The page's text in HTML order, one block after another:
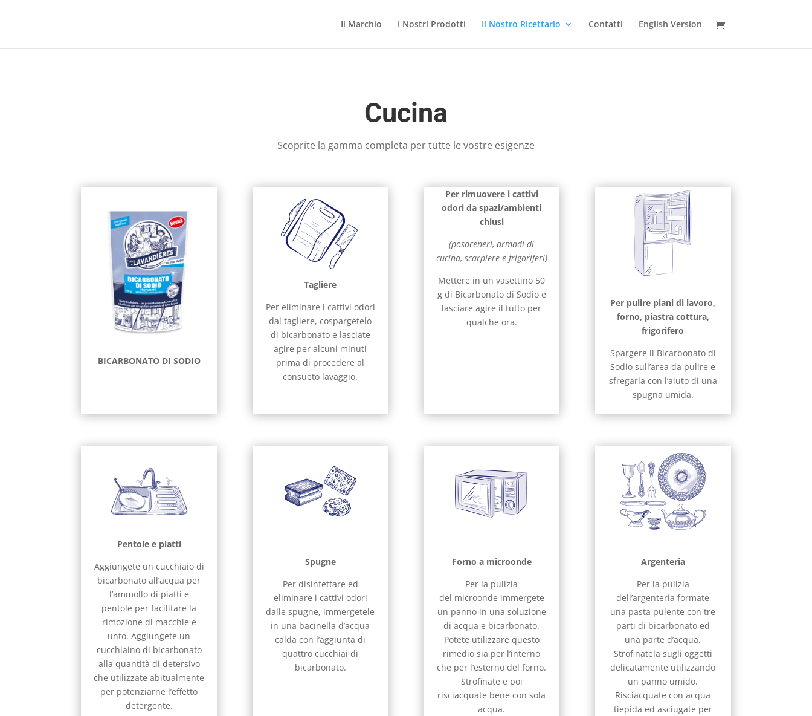
Il Marchio I Nostri Prodotti Il Nostro Ricettario Contatti English Version
Cucina
Scoprite la gamma completa per tutte le vostre esigenze
BICARBONATO DI SODIO
Tagliere
Per eliminare i cattivi odori
dal tagliere, cospargetelo
di bicarbonato e lasciate
agire per alcuni minuti
prima di procedere al
consueto lavaggio.
Per rimuovere i cattivi
odori da spazi/ambienti
chiusi
(posaceneri, armadi di
cucina, scarpiere e frigoriferi)
Mettere in un vasettino 50
g di Bicarbonato di Sodio e
lasciare agire il tutto per
qualche ora.
Per pulire piani di lavoro,
forno, piastra cottura,
frigorifero
Spargere il Bicarbonato di
Sodio sull’area da pulire e
sfregarla con l’aiuto di una
spugna umida.
Pentole e piatti
Aggiungete un cucchiaio di
bicarbonato all’acqua per
l’ammollo di piatti e
pentole per facilitare la
rimozione di macchie e
unto. Aggiungete un
cucchiaino di bicarbonato
alla quantità di detersivo
che utilizzate abitualmente
per potenziarne l’effetto
detergente.
Spugne
Per disinfettare ed
eliminare i cattivi odori
dalle spugne, immergetele
in una bacinella d’acqua
calda con l’aggiunta di
quattro cucchiai di
bicarbonato.
Forno a microonde
Per la pulizia
del microonde immergete
un panno in una soluzione
di acqua e bicarbonato.
Potete utilizzare questo
rimedio sia per l’interno
che per l’esterno del forno.
Strofinate e poi
risciacquate bene con sola
acqua.
Argenteria
Per la pulizia
dell’argenteria formate
una pasta pulente con tre
parti di bicarbonato ed
una parte d’acqua.
Strofinatela sugli oggetti
delicatamente utilizzando
un panno umido.
Risciacquate con acqua
tiepida ed asciugate per